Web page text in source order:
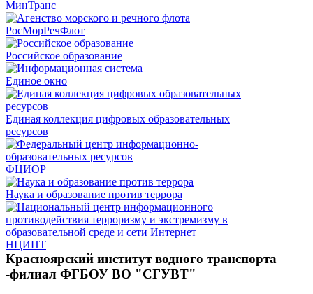
МинТранс
РосМорРечФлот
Российское образование
Единое окно
Единая коллекция цифровых образовательных
ресурсов
ФЦИОР
Наука и образование против террора
НЦИПТ
Красноярский институт водного транспорта
-филиал ФГБОУ ВО "СГУВТ"